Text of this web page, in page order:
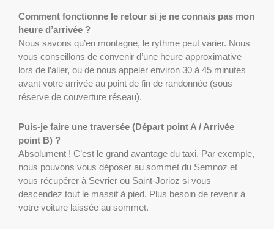
Comment fonctionne le retour si je ne connais pas mon
heure d’arrivée ?
Nous savons qu’en montagne, le rythme peut varier. Nous
vous conseillons de convenir d’une heure approximative
lors de l’aller, ou de nous appeler environ 30 à 45 minutes
avant votre arrivée au point de fin de randonnée (sous
réserve de couverture réseau).
Puis-je faire une traversée (Départ point A / Arrivée
point B) ?
Absolument ! C’est le grand avantage du taxi. Par exemple,
nous pouvons vous déposer au sommet du Semnoz et
vous récupérer à Sevrier ou Saint-Jorioz si vous
descendez tout le massif à pied. Plus besoin de revenir à
votre voiture laissée au sommet.